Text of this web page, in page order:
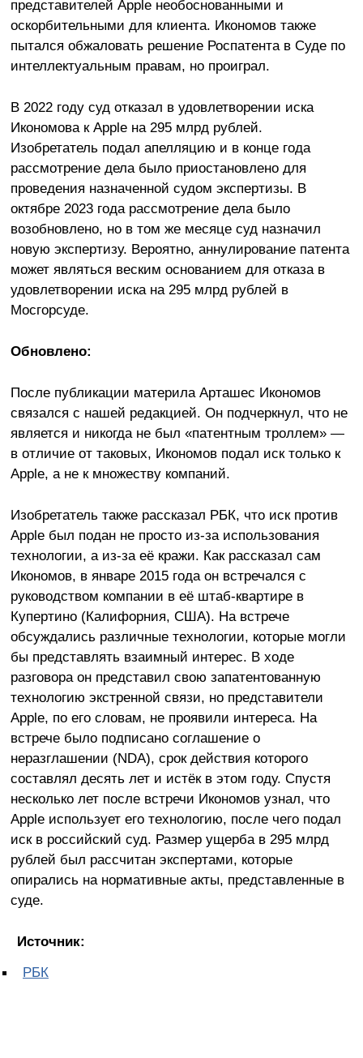
представителей Apple необоснованными и
оскорбительными для клиента. Икономов также
пытался обжаловать решение Роспатента в Суде по
интеллектуальным правам, но проиграл.
В 2022 году суд отказал в удовлетворении иска
Икономова к Apple на 295 млрд рублей.
Изобретатель подал апелляцию и в конце года
рассмотрение дела было приостановлено для
проведения назначенной судом экспертизы. В
октябре 2023 года рассмотрение дела было
возобновлено, но в том же месяце суд назначил
новую экспертизу. Вероятно, аннулирование патента
может являться веским основанием для отказа в
удовлетворении иска на 295 млрд рублей в
Мосгорсуде.
Обновлено:
После публикации материла Арташес Икономов
связался с нашей редакцией. Он подчеркнул, что не
является и никогда не был «патентным троллем» —
в отличие от таковых, Икономов подал иск только к
Apple, а не к множеству компаний.
Изобретатель также рассказал РБК, что иск против
Apple был подан не просто из-за использования
технологии, а из-за её кражи. Как рассказал сам
Икономов, в январе 2015 года он встречался с
руководством компании в её штаб-квартире в
Купертино (Калифорния, США). На встрече
обсуждались различные технологии, которые могли
бы представлять взаимный интерес. В ходе
разговора он представил свою запатентованную
технологию экстренной связи, но представители
Apple, по его словам, не проявили интереса. На
встрече было подписано соглашение о
неразглашении (NDA), срок действия которого
составлял десять лет и истёк в этом году. Спустя
несколько лет после встречи Икономов узнал, что
Apple использует его технологию, после чего подал
иск в российский суд. Размер ущерба в 295 млрд
рублей был рассчитан экспертами, которые
опирались на нормативные акты, представленные в
суде.
Источник:
РБК